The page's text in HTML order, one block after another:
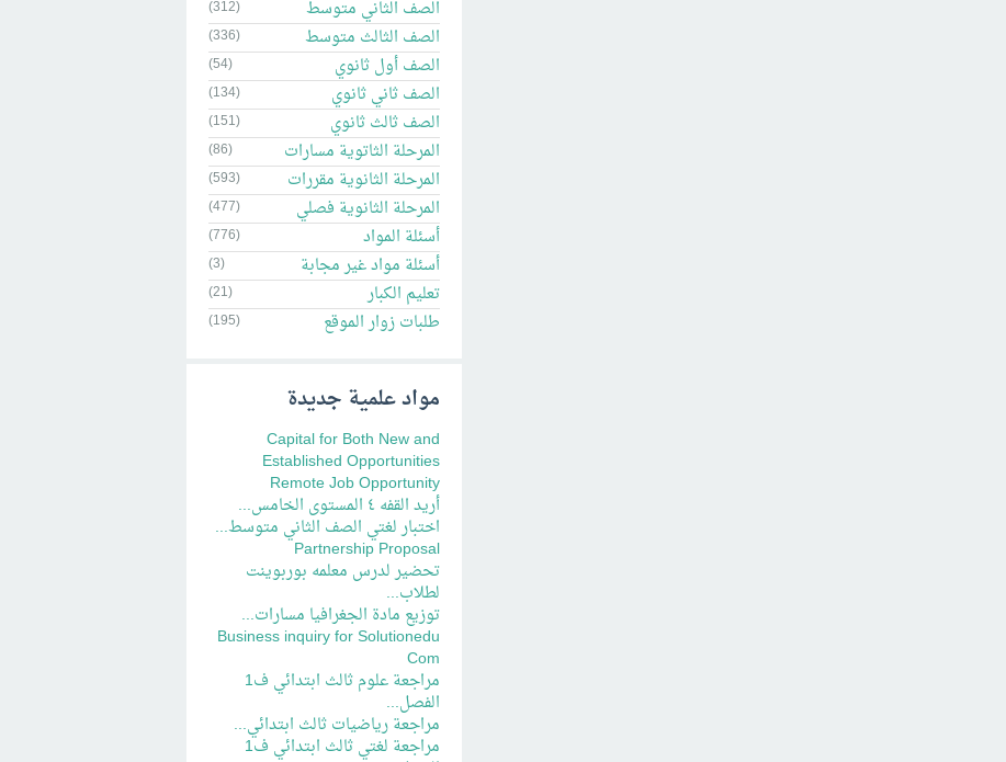
الصف الثاني متوسط (312)
الصف الثالث متوسط (336)
الصف أول ثانوي (54)
الصف ثاني ثانوي (134)
الصف ثالث ثانوي (151)
المرحلة الثاتوية مسارات (86)
المرحلة الثانوية مقررات (593)
المرحلة الثانوية فصلي (477)
أسئلة المواد (776)
أسئلة مواد غير مجابة (3)
تعليم الكبار (21)
طلبات زوار الموقع (195)
مواد علمية جديدة
Capital for Both New and
Established Opportunities
Remote Job Opportunity
أريد القفه ٤ المستوى الخامس...
اختبار لغتي الصف الثاني متوسط...
Partnership Proposal
تحضير لدرس معلمه بوربوينت
لطلاب...
توزيع مادة الجغرافيا مسارات...
Business inquiry for Solutionedu
Com
مراجعة علوم ثالث ابتدائي ف1
الفصل...
مراجعة رياضيات ثالث ابتدائي...
مراجعة لغتي ثالث ابتدائي ف1